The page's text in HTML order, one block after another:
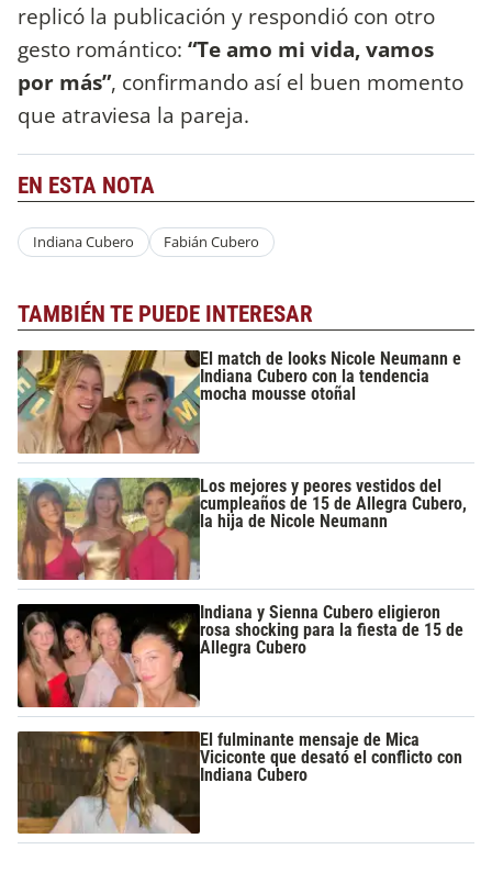
replicó la publicación y respondió con otro
gesto romántico: “Te amo mi vida, vamos
por más”, confirmando así el buen momento
que atraviesa la pareja.
EN ESTA NOTA
Indiana Cubero Fabián Cubero
TAMBIÉN TE PUEDE INTERESAR
El match de looks Nicole Neumann e
Indiana Cubero con la tendencia
mocha mousse otoñal
Los mejores y peores vestidos del
cumpleaños de 15 de Allegra Cubero,
la hija de Nicole Neumann
Indiana y Sienna Cubero eligieron
rosa shocking para la fiesta de 15 de
Allegra Cubero
El fulminante mensaje de Mica
Viciconte que desató el conflicto con
Indiana Cubero